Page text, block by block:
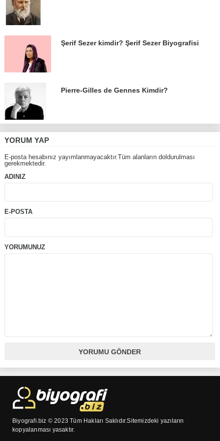
Şerif Sezer kimdir? Şerif Sezer Biyografisi
Pierre-Gilles de Gennes Kimdir?
YORUM YAP
E-posta hesabınız yayımlanmayacaktır.Tüm alanların doldurulması
gerekmektedir.
ADINIZ
E-POSTA
YORUMUNUZ
Biyografi.biz © 2023 Tüm Hakları Saklıdır.Sitemizdeki yazıların
kopyalanması yasaktır.